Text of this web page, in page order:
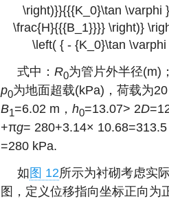
\right)}}{{{K_0}\tan \varphi
\frac{H}{{{B_1}}}} \right)}
\left( { - {K_0}\tan
式中： R0为管片外半径(m)
p0为地面超载(kPa)，荷载为
B1=6.02 m， h0=13.07> 2D
+πg= 280+3.14×
=280 kPa.
如图 12所示为衬砌考虑实
图，定义位移指向坐标正向为